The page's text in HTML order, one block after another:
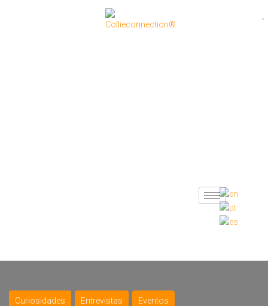
Curiosidades Entrevistas Eventos